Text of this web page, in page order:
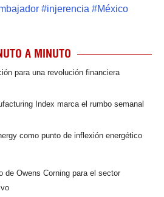
#injerencia #México
A MINUTO
para una revolución financiera
Index marca el rumbo semanal
como punto de inflexión energético
de Owens Corning para el sector